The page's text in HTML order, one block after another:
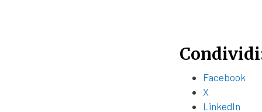
Facebook
X
LinkedIn